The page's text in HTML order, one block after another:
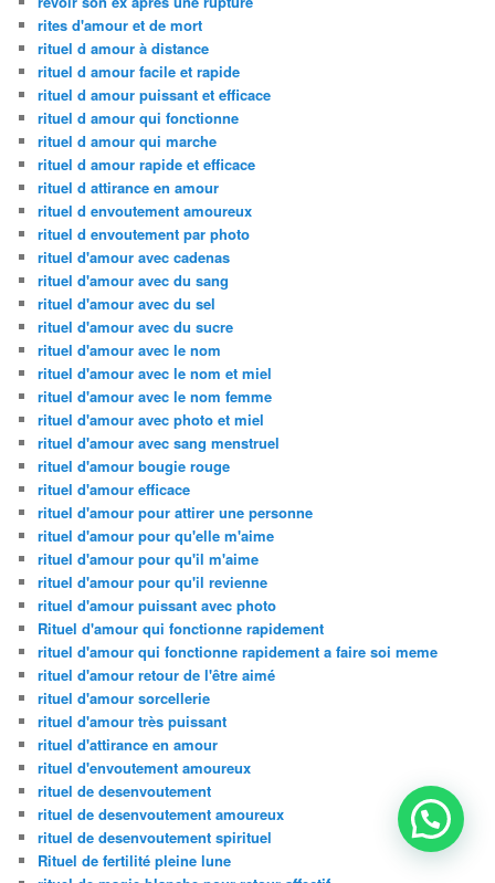
rites d'amour et de mort
rituel d amour à distance
rituel d amour facile et rapide
rituel d amour puissant et efficace
rituel d amour qui fonctionne
rituel d amour qui marche
rituel d amour rapide et efficace
rituel d attirance en amour
rituel d envoutement amoureux
rituel d envoutement par photo
rituel d'amour avec cadenas
rituel d'amour avec du sang
rituel d'amour avec du sel
rituel d'amour avec du sucre
rituel d'amour avec le nom
rituel d'amour avec le nom et miel
rituel d'amour avec le nom femme
rituel d'amour avec photo et miel
rituel d'amour avec sang menstruel
rituel d'amour bougie rouge
rituel d'amour efficace
rituel d'amour pour attirer une personne
rituel d'amour pour qu'elle m'aime
rituel d'amour pour qu'il m'aime
rituel d'amour pour qu'il revienne
rituel d'amour puissant avec photo
Rituel d'amour qui fonctionne rapidement
rituel d'amour qui fonctionne rapidement a faire soi meme
rituel d'amour retour de l'être aimé
rituel d'amour sorcellerie
rituel d'amour très puissant
rituel d'attirance en amour
rituel d'envoutement amoureux
rituel de desenvoutement
rituel de desenvoutement amoureux
rituel de desenvoutement spirituel
Rituel de fertilité pleine lune